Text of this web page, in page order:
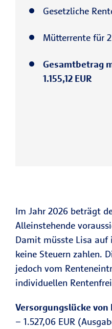
Gesetzliche
Mütterrente für 2
Gesamtbetrag
1.155,12 EUR
Im Jahr 2026 beträgt
Alleinstehende
Damit müsste Lisa auf
keine Steuern zahlen.
jedoch vom
individuellen
Versorgungslücke von
– 1.527,06 EUR